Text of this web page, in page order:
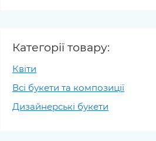
Категорії товару:
Квіти
Всі букети та композиції
Дизайнерські букети